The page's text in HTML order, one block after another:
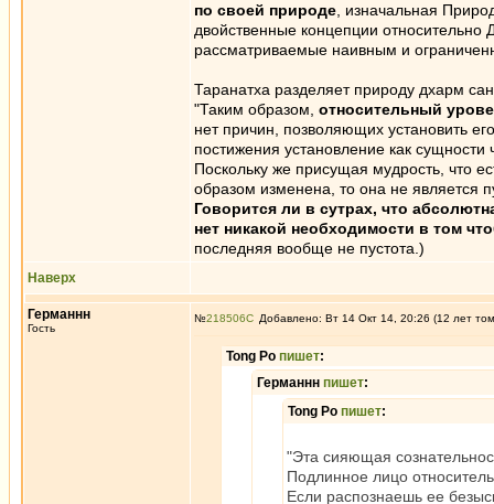
по своей природе , изначальная
двойственные концепции
рассматриваемые наивным и
Таранатха разделяет природу дхарм
"Таким образом, относительный
нет причин, позволяющих установить
постижения установление как сущности
Поскольку же присущая мудрость, что
образом изменена, то она не является
Говорится ли в сутрах, что
нет никакой необходимости в том
последняя вообще не пустота.)
Наверх
Германнн
Гость
№218506 Добавлено: Вт 14 Окт 14, 20:26 (12 лет
Tong Po пишет:
Германнн пишет:
Tong Po пишет:
"Эта сияющая
Подлинное лицо
Если распознаешь ее